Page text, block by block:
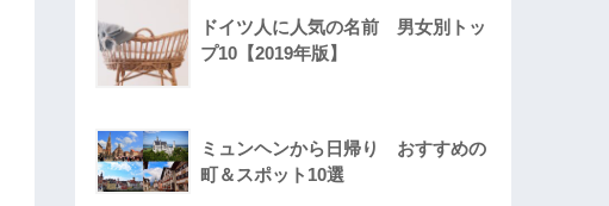
ドイツ人に人気の名前 男女別トッ
プ10【2019年版】
ミュンヘンから日帰り おすすめの
町＆スポット10選